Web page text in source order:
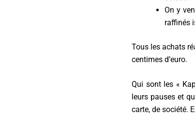
On y
raffinés
Tous les achats
centimes d’euro.
Qui sont les «
leurs pauses et
carte, de société.